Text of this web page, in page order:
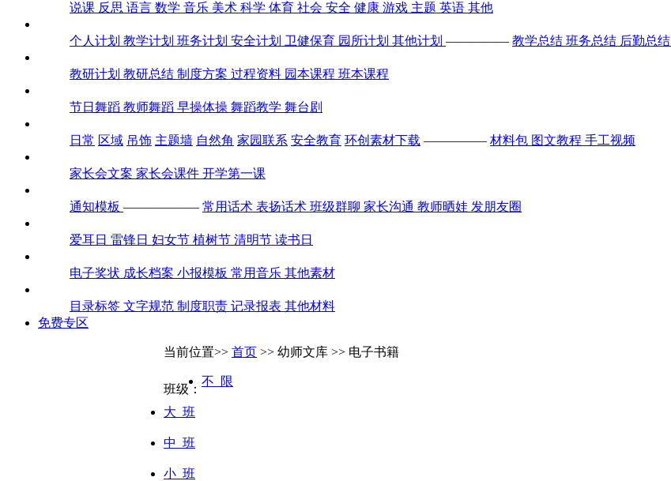
说课 反思 语言 数学 音乐 美术 科学 体育 社会 安全 健康 游戏 主题 英语 其他
个人计划 教学计划 班务计划 安全计划 卫健保育 园所计划 其他计划 ————— 教学总结 班务总结 后勤总结
教研计划 教研总结 制度方案 过程资料 园本课程 班本课程
节日舞蹈 教师舞蹈 早操体操 舞蹈教学 舞台剧
日常 区域 吊饰 主题墙 自然角 家园联系 安全教育 环创素材下载 ————— 材料包 图文教程 手工视频
家长会文案 家长会课件 开学第一课
通知模板 —————— 常用话术 表扬话术 班级群聊 家长沟通 教师晒娃 发朋友圈
爱耳日 雷锋日 妇女节 植树节 清明节 读书日
电子奖状 成长档案 小报模板 常用音乐 其他素材
目录标签 文字规范 制度职责 记录报表 其他材料
免费专区
当前位置>> 首页 >> 幼师文库 >> 电子书籍
班级：
不 限
大 班
中 班
小 班